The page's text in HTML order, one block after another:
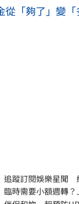
「夠了」變「
追蹤訂閱娛樂星聞
臨時需要小額週轉